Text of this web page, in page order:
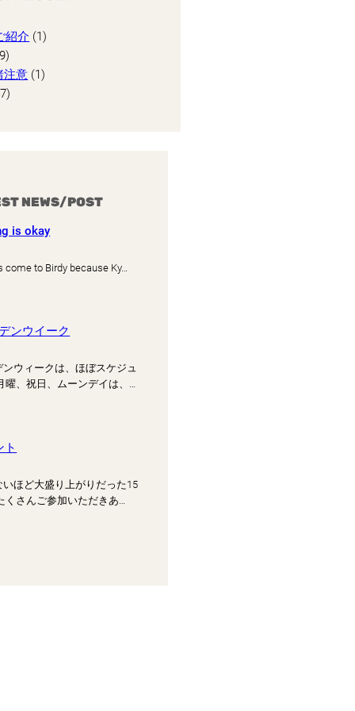
紹介 (1)
注意 (1)
NEWS/POST
is okay
come to Birdy because Ky…
ンウイーク
ウィークは、ほぼスケジュ
曜、祝日、ムーンデイは、…
ト
いほど大盛り上がりだった15
くさんご参加いただきあ…